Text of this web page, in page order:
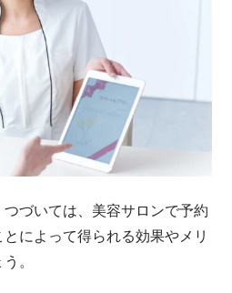
づいては、美容サロンで予約
によって得られる効果やメリ
。